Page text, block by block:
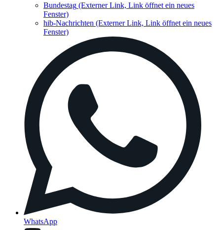
Bundestag (Externer Link, Link öffnet ein neues
Fenster)
hib-Nachrichten (Externer Link, Link öffnet ein neues
Fenster)
WhatsApp